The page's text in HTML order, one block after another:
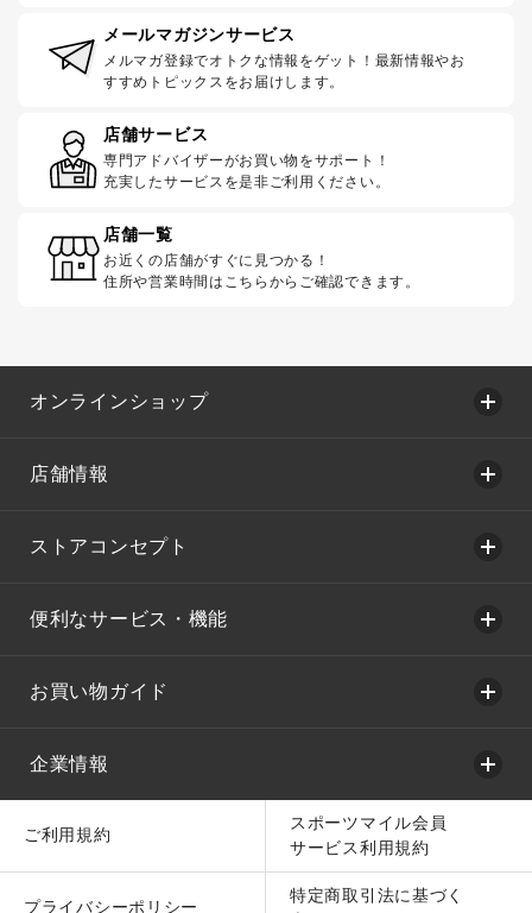
メールマガジンサービス
メルマガ登録でオトクな情報をゲット！最新情報やお
すすめトピックスをお届けします。
店舗サービス
専門アドバイザーがお買い物をサポート！
充実したサービスを是非ご利用ください。
店舗一覧
お近くの店舗がすぐに見つかる！
住所や営業時間はこちらからご確認できます。
オンラインショップ
店舗情報
ストアコンセプト
便利なサービス・機能
お買い物ガイド
企業情報
ご利用規約
スポーツマイル会員
サービス利用規約
プライバシーポリシー
特定商取引法に基づく